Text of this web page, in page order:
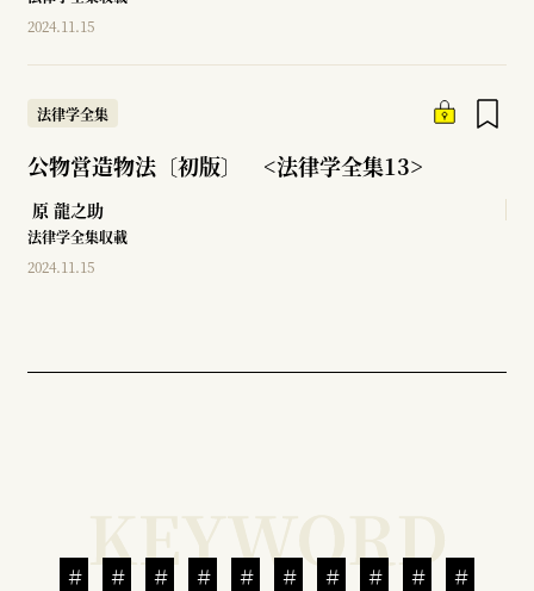
2024.11.15
法律学全集
公物営造物法〔初版〕 <法律学全集13>
原 龍之助
法律学全集収載
2024.11.15